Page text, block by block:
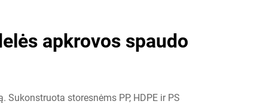
apkrovos spaudo
storesnėms PP, HDPE ir PS